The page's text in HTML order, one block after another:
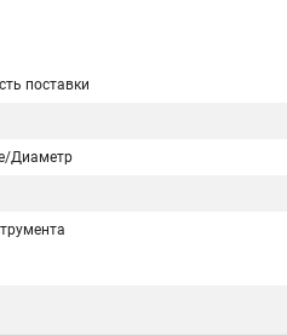
поставки
Диаметр